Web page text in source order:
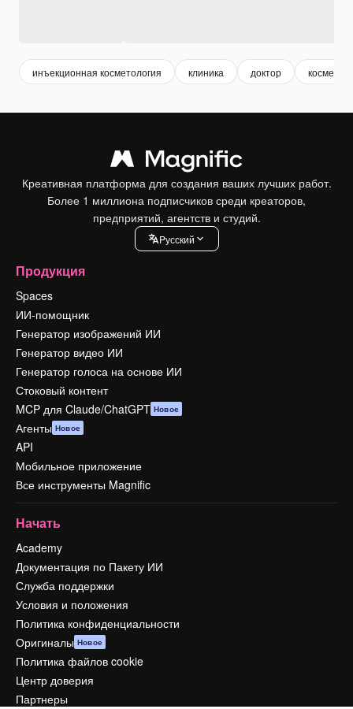
инъекционная косметология клиника доктор
Креативная платформа для создания ваших лучших работ.
Более 1 миллиона подписчиков среди креаторов,
предприятий, агентств и студий.
Pусский
Продукция
Spaces
ИИ-помощник
Генератор изображений ИИ
Генератор видео ИИ
Генератор голоса на основе ИИ
Стоковый контент
MCP для Claude/ChatGPT Новое
Агенты Новое
API
Мобильное приложение
Все инструменты Magnific
Начать
Academy
Документация по Пакету ИИ
Служба поддержки
Условия и положения
Политика конфиденциальности
Оригиналы Новое
Политика файлов cookie
Центр доверия
Партнеры